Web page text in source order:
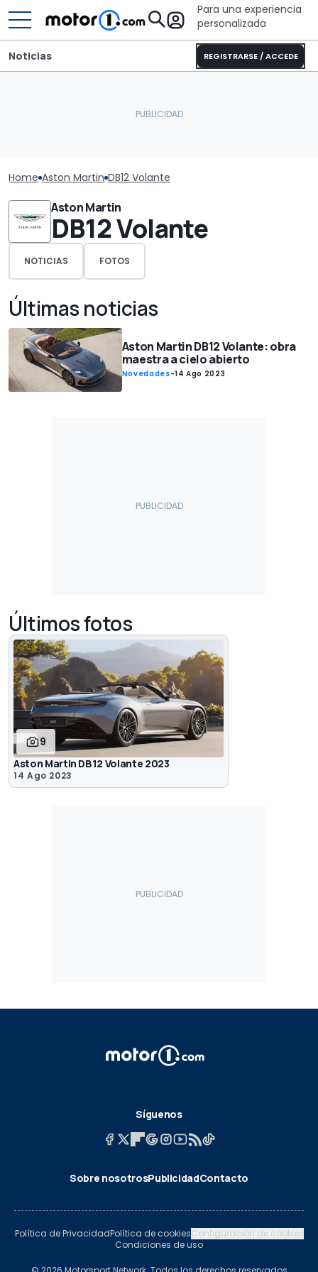
Para una experiencia
personalizada
REGISTRARSE / ACCEDE
Noticias
Home Aston Martin DB12 Volante
Aston Martin
DB12 Volante
NOTICIAS FOTOS
Últimas noticias
Aston Martin DB12 Volante: obra
maestra a cielo abierto
Novedades-14 Ago 2023
Últimos fotos
9
Aston Martin DB12 Volante 2023
14 Ago 2023
Síguenos
Sobre nosotrosPublicidadContacto
Política de PrivacidadPolítica de cookiesConfiguración de cookies
Condiciones de uso